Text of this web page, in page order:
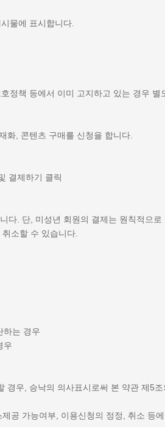
물에 표시합니다.
정책 등에서 이미 고지하고 있는 경우 별
화, 콘텐츠 구매를 신청을 합니다.
결제하기 클릭
. 단, 미성년 회원의 결제는 원칙적으
소할 수 있습니다.
하는 경우
우
우, 승낙의 의사표시로써 본 약관 제5
공 가능여부, 이용신청의 정정, 취소 등